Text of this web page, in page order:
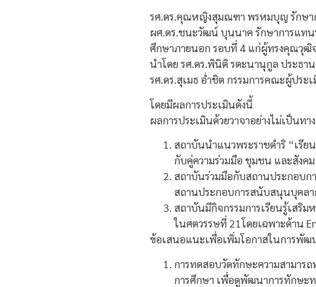
รศ.ดร.คุณหญิงสุมณฑา พรหมบุญ รักษา
ผศ.ดร.ชนะวัฒน์ บุนนาค รักษาการแท
ศึกษาภายนอก รอบที่ 4 แก่ผู้ทรงคุณวุฒิ
นำโดย รศ.ดร.พินิติ รตะนานุกูล ประธ
รศ.ดร.สุเมธ อ่ำชิต กรรมการคณะผู้ปร
โดยมีผลการประเมินดังนี้
ผลการประเมินด้วยวาจาอย่างไม่เป็นท
สถาบันนำแนวพระราชดำริ “เรีย
กับคู่ความร่วมมือ ชุมชน และสังคม
สถาบันร่วมมือกับสถานประกอบก
สถานประกอบการสนับสนุนบุคล
สถาบันมีกิจกรรมการเรียนรู้เสริ
ในศตวรรษที่ 21โดยเฉพาะด้าน
ข้อเสนอแนะเพื่อเพิ่มโอกาสในการพั
การทดสอบวัดทักษะความสามาร
การศึกษา เพื่อดูพัฒนาการทักษะ